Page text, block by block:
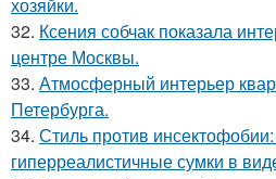
32. Ксения собчак показала
центре Москвы.
33. Атмосферный интерьер
Петербурга.
34. Стиль против
гиперреалистичные сумки в